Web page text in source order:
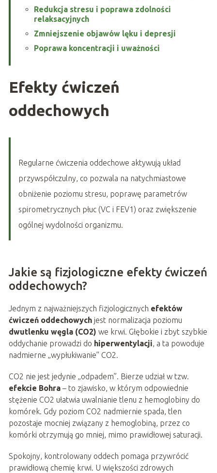
Redukcja stresu i poprawa zdolności
relaksacyjnych
Zmniejszenie objawów lęku i depresji
Poprawa koncentracji i uważności
Efekty ćwiczeń
oddechowych
Regularne ćwiczenia oddechowe aktywują układ
przywspółczulny, co pozwala na natychmiastowe
obniżenie poziomu stresu, poprawę parametrów
spirometrycznych płuc (VC i FEV1) oraz zwiększenie
ogólnej wydolności organizmu.
Jakie są fizjologiczne efekty ćwiczeń
oddechowych?
Jednym z najważniejszych fizjologicznych efektów
ćwiczeń oddechowychjest normalizacja poziomu
dwutlenku węgla (CO2) we krwi. Głębokie i zbyt szybkie
oddychanie prowadzi do hiperwentylacji, a ta powoduje
nadmierne „wypłukiwanie” CO2.
CO2 nie jest jedynie „odpadem”. Bierze udział w tzw.
efekcie Bohra– to zjawisko, w którym odpowiednie
stężenie CO2 ułatwia uwalnianie tlenu z hemoglobiny do
komórek. Gdy poziom CO2 nadmiernie spada, tlen
pozostaje mocniej związany z hemoglobiną, przez co
komórki otrzymują go mniej, mimo prawidłowej saturacji.
Spokojny, kontrolowany oddech pomaga przywrócić
prawidłową chemię krwi. U większości zdrowych